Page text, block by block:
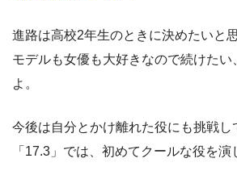
進路は高校2年生のときに決めたいと
モデルも女優も大好きなので続けたい
よ。
今後は自分とかけ離れた役にも挑戦し
「17.3」では、初めてクールな役を演